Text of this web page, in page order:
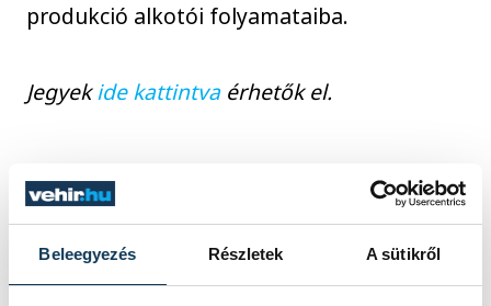
Beleegyezés Részletek A sütikről
produkció alkotói folyamataiba.
Jegyekide kattintvaérhetők el.
kultúra
Pannon Várszínház
musical